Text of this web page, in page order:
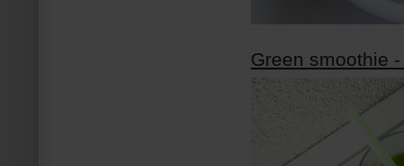
Green smoothie